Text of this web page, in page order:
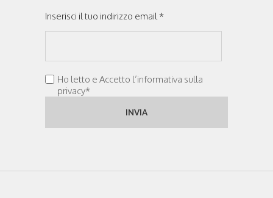
Inserisci il tuo indirizzo email *
Ho letto e Accetto l’informativa sulla
privacy*